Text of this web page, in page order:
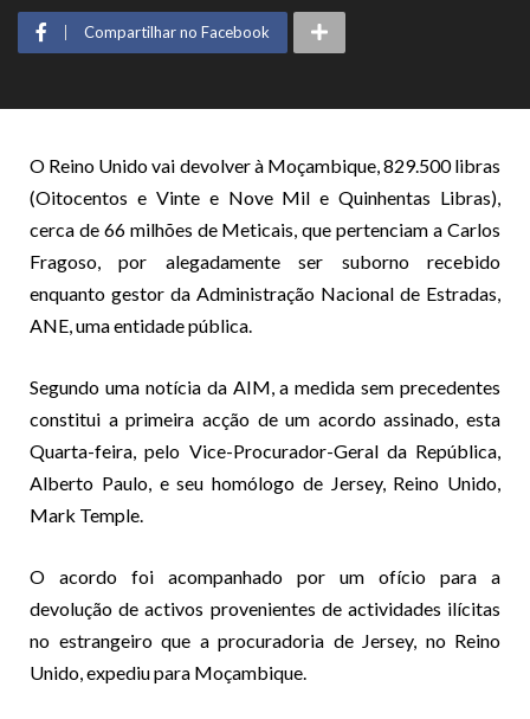
Compartilhar no Facebook
O Reino Unido vai devolver à Moçambique, 829.500 libras
(Oitocentos e Vinte e Nove Mil e Quinhentas Libras),
cerca de 66 milhões de Meticais, que pertenciam a Carlos
Fragoso, por alegadamente ser suborno recebido
enquanto gestor da Administração Nacional de Estradas,
ANE, uma entidade pública.
Segundo uma notícia da AIM, a medida sem precedentes
constitui a primeira acção de um acordo assinado, esta
Quarta-feira, pelo Vice-Procurador-Geral da República,
Alberto Paulo, e seu homólogo de Jersey, Reino Unido,
Mark Temple.
O acordo foi acompanhado por um ofício para a
devolução de activos provenientes de actividades ilícitas
no estrangeiro que a procuradoria de Jersey, no Reino
Unido, expediu para Moçambique.